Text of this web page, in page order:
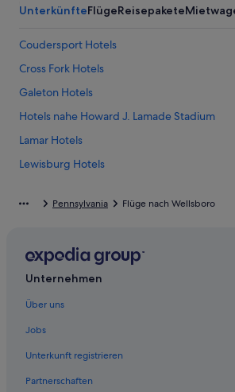
UnterkünfteFlügeReisepakete
Coudersport Hotels
Cross Fork Hotels
Galeton Hotels
Hotels nahe Howard J. Lamade Stadium
Lamar Hotels
Lewisburg Hotels
Rom Hotels
Roulette Hotels
Sayre Hotels
Towanda Hotels
Pennsylvania Flüge nach Wellsboro
Unternehmen
Über uns
Jobs
Unterkunft registrieren
Partnerschaften